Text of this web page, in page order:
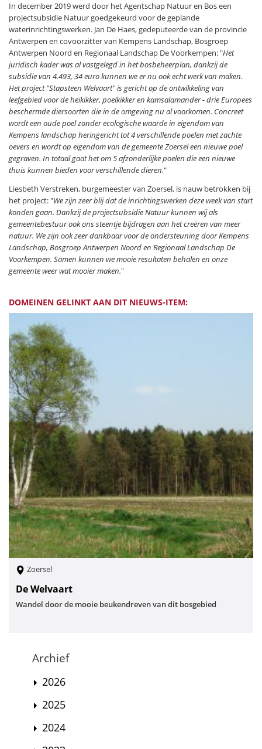
In december 2019 werd door het Agentschap Natuur en Bos een
projectsubsidie Natuur goedgekeurd voor de geplande
waterinrichtingswerken. Jan De Haes, gedeputeerde van de provincie
Antwerpen en covoorzitter van Kempens Landschap, Bosgroep
Antwerpen Noord en Regionaal Landschap De Voorkempen: "Het
juridisch kader was al vastgelegd in het bosbeheerplan, dankzij de
subsidie van 4.493, 34 euro kunnen we er nu ook echt werk van maken.
Het project "Stapsteen Welvaart" is gericht op de ontwikkeling van
leefgebied voor de heikikker, poelkikker en kamsalamander - drie Europees
beschermde diersoorten die in de omgeving nu al voorkomen. Concreet
wordt een oude poel zonder ecologische waarde in eigendom van
Kempens landschap heringericht tot 4 verschillende poelen met zachte
oevers en wordt op eigendom van de gemeente Zoersel een nieuwe poel
gegraven. In totaal gaat het om 5 afzonderlijke poelen die een nieuwe
thuis kunnen bieden voor verschillende dieren."
Liesbeth Verstreken, burgemeester van Zoersel, is nauw betrokken bij
het project: "We zijn zeer blij dat de inrichtingswerken deze week van start
konden gaan. Dankzij de projectsubsidie Natuur kunnen wij als
gemeentebestuur ook ons steentje bijdragen aan het creëren van meer
natuur. We zijn ook zeer dankbaar voor de ondersteuning door Kempens
Landschap, Bosgroep Antwerpen Noord en Regionaal Landschap De
Voorkempen. Samen kunnen we mooie resultaten behalen en onze
gemeente weer wat mooier maken."
DOMEINEN GELINKT AAN DIT NIEUWS-ITEM:
Zoersel
De Welvaart
Wandel door de mooie beukendreven van dit bosgebied
Archief
2026
2025
2024